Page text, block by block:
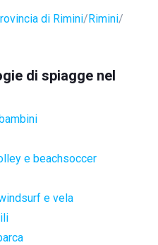
di Rimini Rimini
di spiagge nel
e beachsoccer
e vela